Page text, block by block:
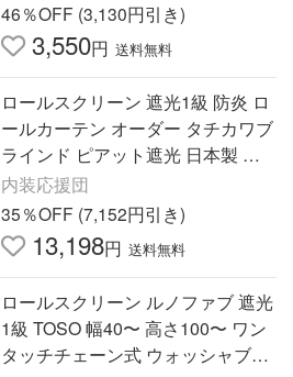
46％OFF (3,130円引き)
3,550円 送料無料
ロールスクリーン 遮光1級 防炎 ロ
ールカーテン オーダー タチカワブ
ラインド ピアット遮光 日本製 無
地 洗える ウォッシャブル おしゃ
れ 北欧 0.5cm 1cm単位
内装応援団
35％OFF (7,152円引き)
13,198円 送料無料
ロールスクリーン ルノファブ 遮光
1級 TOSO 幅40〜 高さ100〜 ワン
タッチチェーン式 ウォッシャブル